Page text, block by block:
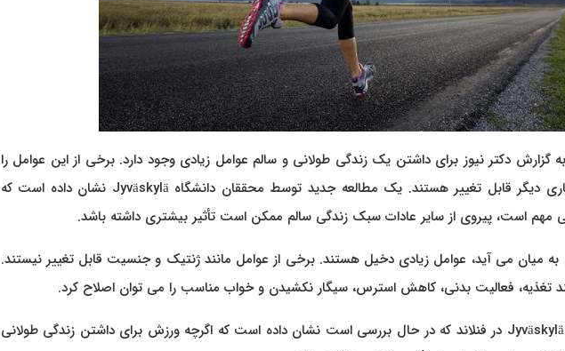
دکتر نیوز برای داشتن یک زندگی طولانی و سالم عوامل زیادی وجود دارد. برخی از این عوامل را
نمی توان تغییر داد، در حالی که بسیاری دیگر قابل تغییر هستند. یک مطالعه جدید توسط محققان دانشگاه Jyväskylä نشان داده است که
مهم است، پیروی از سایر عادات سبک زندگی سالم ممکن است تأثیر بیشتری داشته باشد.
میان می آید، عوامل زیادی دخیل هستند. برخی از عوامل مانند ژنتیک و جنسیت قابل تغییر نیستند.
تغذیه، فعالیت بدنی، کاهش استرس، سیگار نکشیدن و خواب مناسب را می توان اصلاح کرد.
یک مطالعه جدید از محققان دانشگاه Jyväskylä در فنلاند که در حال بررسی است نشان داده است که اگرچه ورزش برای داشتن زندگی طولانی